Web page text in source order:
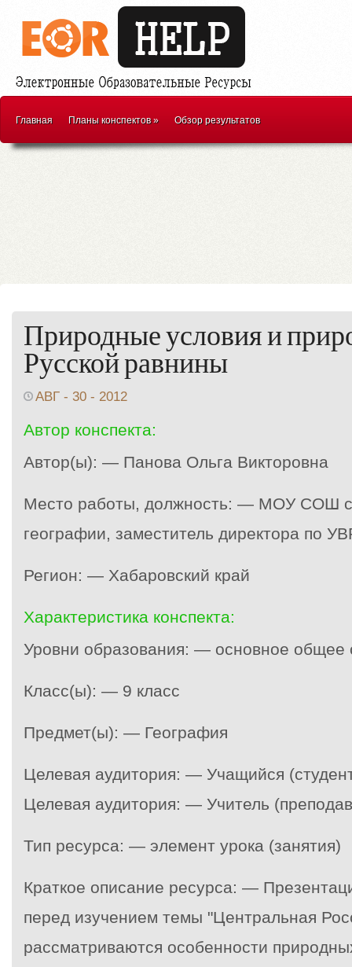
Главная Планы конспектов» Обзор результатов
Природные условия и
Русской равнины
АВГ - 30 - 2012
Автор конспекта:
Автор(ы): — Панова Ольга Викторовна
Место работы, должность: — МОУ СОШ
географии, заместитель директора по
Регион: — Хабаровский край
Характеристика конспекта:
Уровни образования: — основное общее
Класс(ы): — 9 класс
Предмет(ы): — География
Целевая аудитория: — Учащийся
Целевая аудитория: — Учитель
Тип ресурса: — элемент урока (занятия)
Краткое описание ресурса: —
перед изучением темы "Центральная
рассматриваются особенности